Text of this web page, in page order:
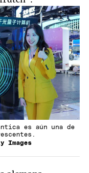
Images
es aún una de